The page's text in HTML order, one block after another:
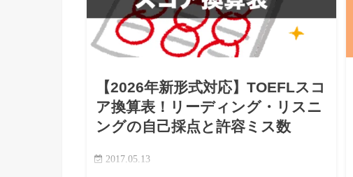
【2026年新形式対応】TOEFLスコ
ア換算表！リーディング・リスニ
ングの自己採点と許容ミス数
2017.05.13